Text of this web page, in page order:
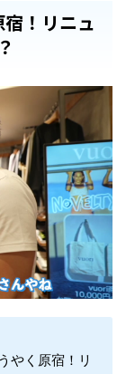
！リニュ
やく原宿！リ